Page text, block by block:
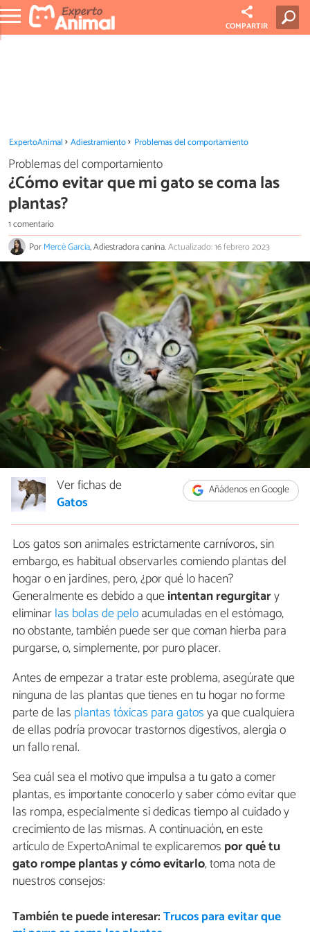
COMPARTIR
ExpertoAnimal Adiestramiento Problemas del comportamiento
Problemas del comportamiento
¿Cómo evitar que mi gato se coma las
plantas?
1 comentario
PorMercè Garcia, Adiestradora canina.Actualizado: 16 febrero 2023
Añádenos en Google
Ver fichas de
Gatos
Los gatos son animales estrictamente carnívoros, sin
embargo, es habitual observarles comiendo plantas del
hogar o en jardines, pero, ¿por qué lo hacen?
Generalmente es debido a queintentan regurgitary
eliminarlas bolas de peloacumuladas en el estómago,
no obstante, también puede ser que coman hierba para
purgarse, o, simplemente, por puro placer.
Antes de empezar a tratar este problema, asegúrate que
ninguna de las plantas que tienes en tu hogar no forme
parte de las plantas tóxicas para gatosya que cualquiera
de ellas podría provocar trastornos digestivos, alergia o
un fallo renal.
Sea cuál sea el motivo que impulsa a tu gato a comer
plantas, es importante conocerlo y saber cómo evitar que
las rompa, especialmente si dedicas tiempo al cuidado y
crecimiento de las mismas. A continuación, en este
artículo de ExpertoAnimal te explicaremos por qué tu
gato rompe plantas y cómo evitarlo, toma nota de
nuestros consejos:
También te puede interesar:Trucos para evitar que